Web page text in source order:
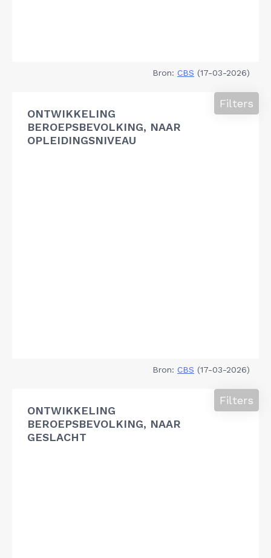
Bron: CBS (17-03-2026)
ONTWIKKELING
BEROEPSBEVOLKING, NAAR
OPLEIDINGSNIVEAU
Filters
Bron: CBS (17-03-2026)
ONTWIKKELING
BEROEPSBEVOLKING, NAAR
GESLACHT
Filters